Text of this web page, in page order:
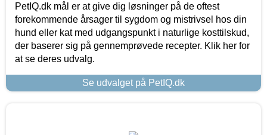
PetIQ.dk mål er at give dig løsninger på de oftest
forekommende årsager til sygdom og mistrivsel hos din
hund eller kat med udgangspunkt i naturlige kosttilskud,
der baserer sig på gennemprøvede recepter. Klik her for
at se deres udvalg.
Se udvalget på PetIQ.dk